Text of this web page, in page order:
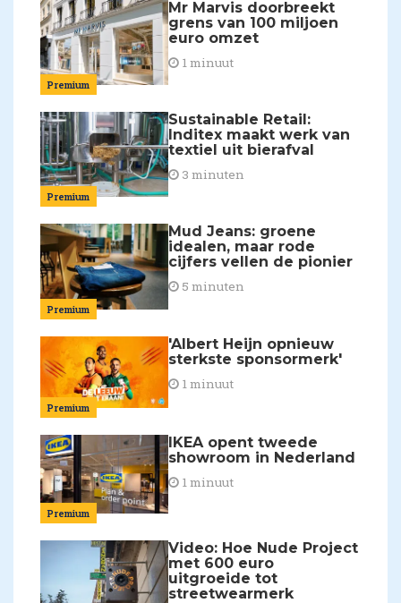
Premium
Mr Marvis doorbreekt
grens van 100 miljoen
euro omzet
1 minuut
Premium
Sustainable Retail:
Inditex maakt werk van
textiel uit bierafval
3 minuten
Premium
Mud Jeans: groene
idealen, maar rode
cijfers vellen de pionier
5 minuten
Premium
'Albert Heijn opnieuw
sterkste sponsormerk'
1 minuut
Premium
IKEA opent tweede
showroom in Nederland
1 minuut
Video: Hoe Nude Project
met 600 euro
uitgroeide tot
streetwearmerk